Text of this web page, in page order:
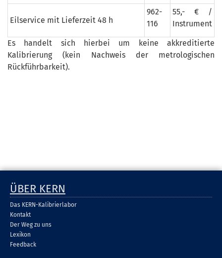
Eilservice mit Lieferzeit 48 h
962-
116
55,- € /
Instrument
Es handelt sich hierbei um keine akkreditierte
Kalibrierung (kein Nachweis der metrologischen
Rückführbarkeit).
ÜBER KERN
Das KERN-Kalibrierlabor
Kontakt
Der Weg zu uns
Lexikon
Feedback